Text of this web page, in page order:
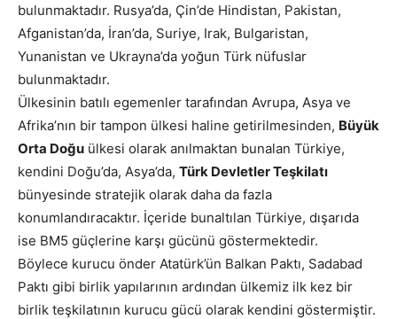
bulunmaktadır. Rusya’da, Çin’de Hindistan, Pakistan,
Afganistan’da, İran’da, Suriye, Irak, Bulgaristan,
Yunanistan ve Ukrayna’da yoğun Türk nüfuslar
bulunmaktadır.
Ülkesinin batılı egemenler tarafından Avrupa, Asya ve
Afrika’nın bir tampon ülkesi haline getirilmesinden, Büyük
Orta Doğu ülkesi olarak anılmaktan bunalan Türkiye,
kendini Doğu’da, Asya’da, Türk Devletler Teşkilatı
bünyesinde stratejik olarak daha da fazla
konumlandıracaktır. İçeride bunaltılan Türkiye, dışarıda
ise BM5 güçlerine karşı gücünü göstermektedir.
Böylece kurucu önder Atatürk’ün Balkan Paktı, Sadabad
Paktı gibi birlik yapılarının ardından ülkemiz ilk kez bir
birlik teşkilatının kurucu gücü olarak kendini göstermiştir.